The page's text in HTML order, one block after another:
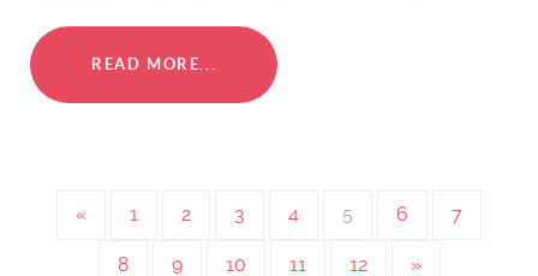
READ MORE...
« 1 2 3 4 5 6 7
8 9 10 11 12 »